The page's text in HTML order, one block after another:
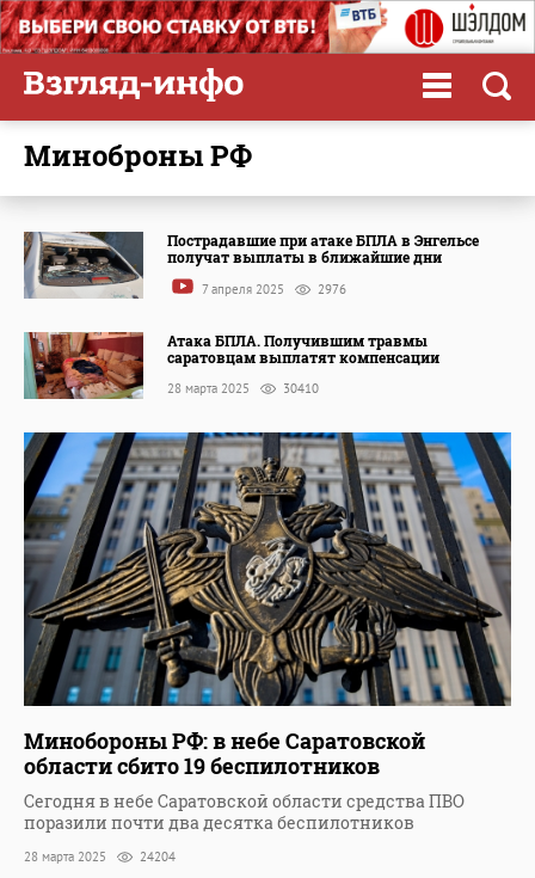
Миноброны РФ
Пострадавшие при атаке БПЛА в Энгельсе
получат выплаты в ближайшие дни
7 апреля 2025 2976
Атака БПЛА. Получившим травмы
саратовцам выплатят компенсации
28 марта 2025 30410
Минобороны РФ: в небе Саратовской
области сбито 19 беспилотников
Сегодня в небе Саратовской области средства ПВО
поразили почти два десятка беспилотников
28 марта 2025 24204